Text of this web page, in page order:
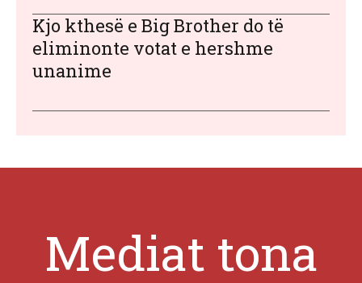
Kjo kthesë e Big Brother do të
eliminonte votat e hershme
unanime
Mediat tona